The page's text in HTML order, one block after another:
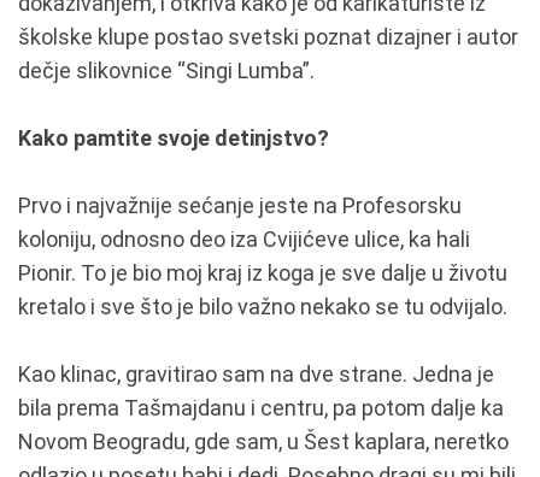
školske klupe postao svetski poznat dizajner i autor
dečje slikovnice “Singi Lumba”.
Kako pamtite svoje detinjstvo?
Prvo i najvažnije sećanje jeste na Profesorsku
koloniju, odnosno deo iza Cvijićeve ulice, ka hali
Pionir. To je bio moj kraj iz koga je sve dalje u životu
kretalo i sve što je bilo važno nekako se tu odvijalo.
Kao klinac, gravitirao sam na dve strane. Jedna je
bila prema Tašmajdanu i centru, pa potom dalje ka
Novom Beogradu, gde sam, u Šest kaplara, neretko